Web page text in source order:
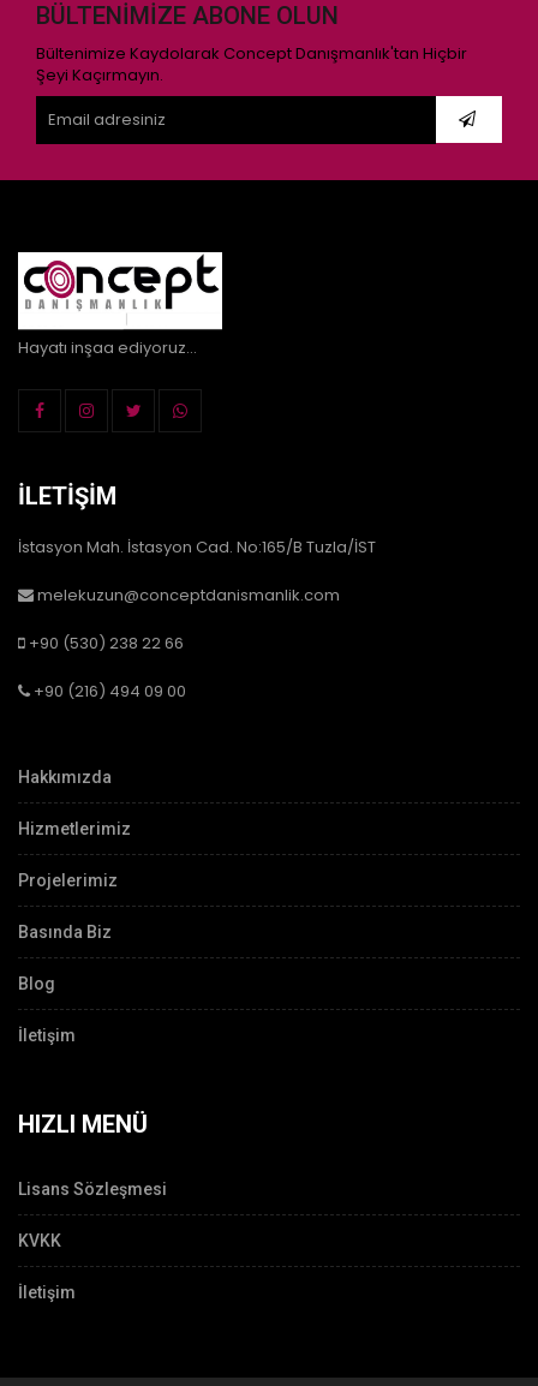
BÜLTENIMIZE ABONE OLUN
Bültenimize Kaydolarak Concept Danışmanlık'tan Hiçbir
Şeyi Kaçırmayın.
Hayatı inşaa ediyoruz...
İLETIŞIM
İstasyon Mah. İstasyon Cad. No:165/B Tuzla/İST
melekuzun@conceptdanismanlik.com
+90 (530) 238 22 66
+90 (216) 494 09 00
Hakkımızda
Hizmetlerimiz
Projelerimiz
Basında Biz
Blog
İletişim
HIZLI MENÜ
Lisans Sözleşmesi
KVKK
İletişim